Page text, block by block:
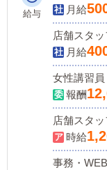
給与
月給
店舗スタッ
月給
女性講習員
報酬
店舗スタッ
時給
事務・